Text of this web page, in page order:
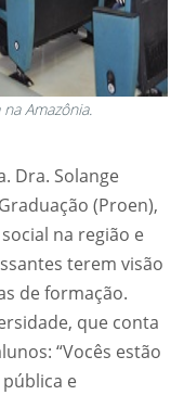
Amazônia.
Dra. Solange
(Proen),
na região e
terem visão
de formação.
que conta
“Vocês estão
e